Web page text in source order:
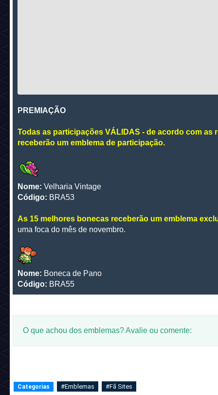
PREMIAÇÃO
Todas as participações VÁLIDAS - de acordo com as
receberão um emblema de participação.
Nome: Velharia Vintage
Código: BRA53
As 15 melhores bonecas receberão um emblema
uma foca do mês de novembro.
Nome: Boneca de Pano
Código: BRA55
O que achou dos emblemas? Avalie ou comente:
Categorias #Emblemas #Fã Sites